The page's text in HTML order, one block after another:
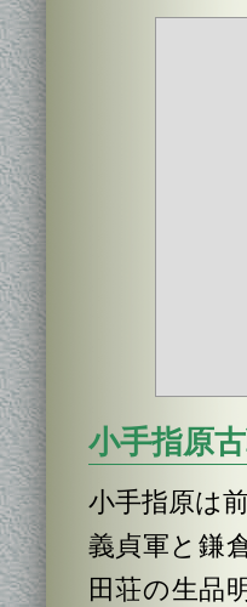
小手指原
小手指原は
義貞軍と鎌
田荘の生品